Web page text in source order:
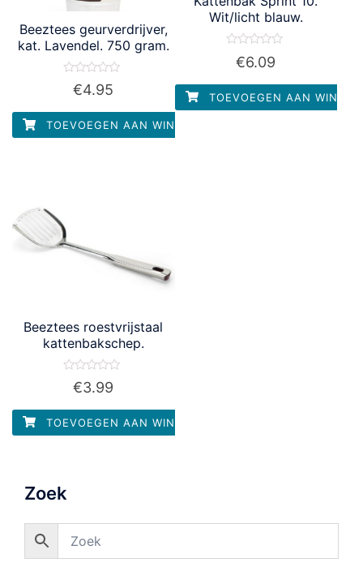
Beeztees geurverdrijver,
kat. Lavendel. 750 gram.
Waardering
5
€4.95
TOEVOEGEN AAN WINKELWAGEN
Wit/licht blauw.
Waardering
5
€6.09
TOEVOEGEN AAN
Beeztees roestvrijstaal
kattenbakschep.
Waardering
5
€3.99
TOEVOEGEN AAN WINKELWAGEN
Zoek